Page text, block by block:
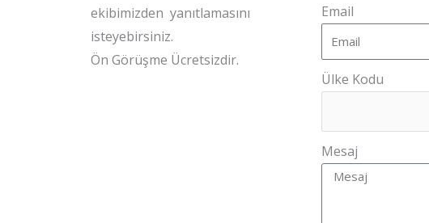
ekibimizden yanıtlamasını
isteyebirsiniz.
Ön Görüşme Ücretsizdir.
Email
Ülke Kodu
Mesaj